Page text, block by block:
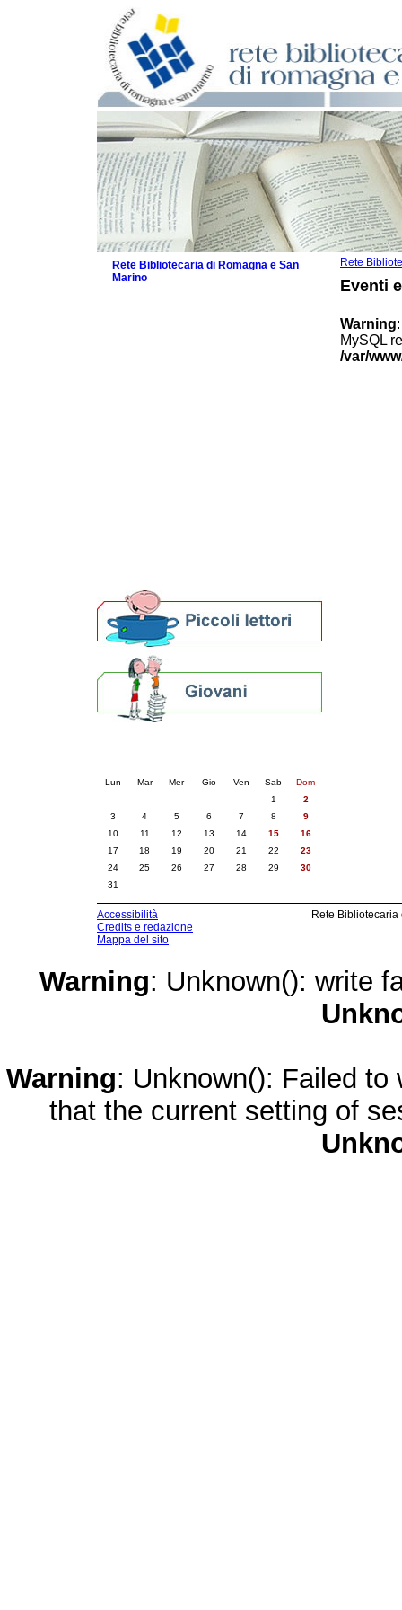
Rete
Eventi
Warning
MySQL
/var/
Rete Bibliotecaria di Romagna e San
Marino
Lun Mar Mer Gio Ven Sab
Dom
1
2
3
4 5 6 7 8
9
10
11 12 13 14 15
16
17
18 19 20 21 22
23
24
25 26 27 28 29
30
31
Accessibilità
Credits e redazione
Mappa del sito
Rete
Warning: Unknown(): write
Warning: Unknown(): Failed
that the current setting of